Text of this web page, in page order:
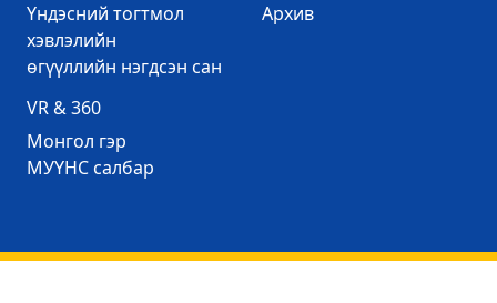
Үндэсний тогтмол
хэвлэлийн
өгүүллийн нэгдсэн сан
Архив
VR & 360
Mонгол гэр
МУҮНС салбар